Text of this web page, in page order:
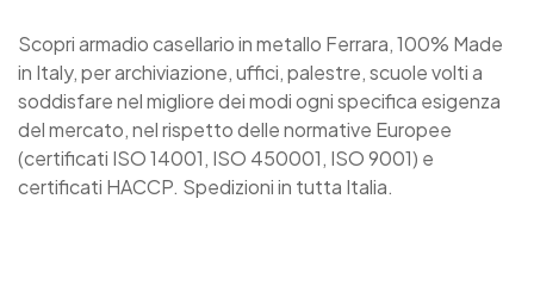
Scopri armadio casellario in metallo Ferrara, 100% Made
in Italy, per archiviazione, uffici, palestre, scuole volti a
soddisfare nel migliore dei modi ogni specifica esigenza
del mercato, nel rispetto delle normative Europee
(certificati ISO 14001, ISO 450001, ISO 9001) e
certificati HACCP. Spedizioni in tutta Italia.